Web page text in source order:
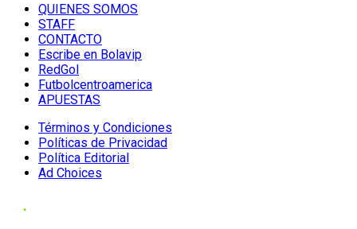
QUIENES SOMOS
STAFF
CONTACTO
Escribe en Bolavip
RedGol
Futbolcentroamerica
APUESTAS
Términos y Condiciones
Políticas de Privacidad
Política Editorial
Ad Choices